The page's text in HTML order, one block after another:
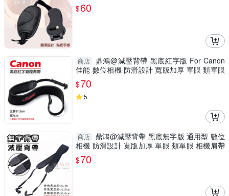
適用
$60
商店
鼎鴻@減壓背帶 黑底紅字版 For Canon
佳能 數位相機 防滑設計 寬版加厚 單眼 類單眼
相機肩帶
$70
5
商店
鼎鴻@減壓背帶 黑底無字版 通用型 數位
相機 防滑設計 寬版加厚 單眼 類單眼 相機肩帶
減震抗壓
$70